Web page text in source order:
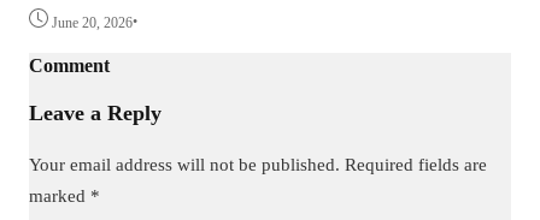
June 20, 2026•
Comment
Leave a Reply
Your email address will not be published. Required fields are
marked *